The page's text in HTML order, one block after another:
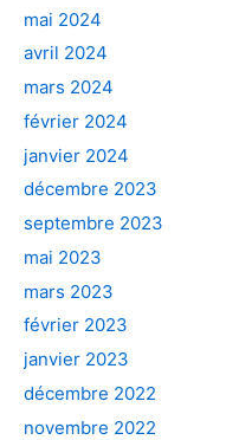
mai 2024
avril 2024
mars 2024
février 2024
janvier 2024
décembre 2023
septembre 2023
mai 2023
mars 2023
février 2023
janvier 2023
décembre 2022
novembre 2022